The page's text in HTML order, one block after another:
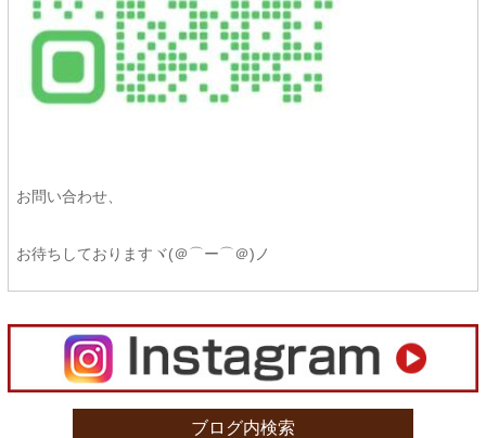
お問い合わせ、
お待ちしておりますヾ(＠⌒ー⌒＠)ノ
ブログ内検索